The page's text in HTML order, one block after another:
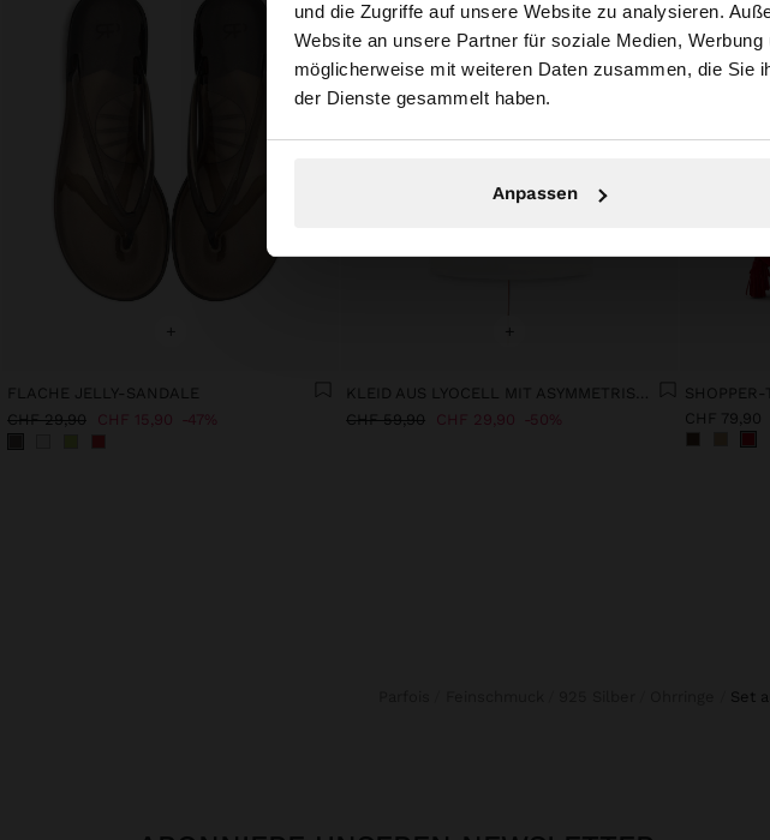
und die Zugriffe auf unsere Website zu analysieren.
Website an unsere Partner für soziale Medien,
möglicherweise mit weiteren Daten zusammen, die Sie
der Dienste gesammelt haben.
Anpassen
Sie greifen von Schweiz auf die Website zu.
durchsuchen?
Nein, bleiben Sie
+
FLACHE JELLY-SANDALE
CHF 29,90 CHF 15,90 47%
+
CHF 59,90 CHF 29,90 50%
CHF 79,90
set